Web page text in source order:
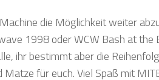
die Möglichkeit weiter
1998 oder WCW Bash at the
ihr bestimmt aber die
für euch. Viel Spaß mit